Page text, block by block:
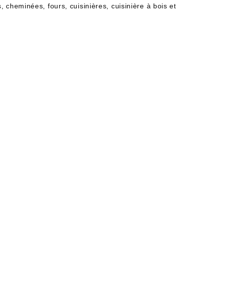
cheminées, fours, cuisinières, cuisinière à bois et